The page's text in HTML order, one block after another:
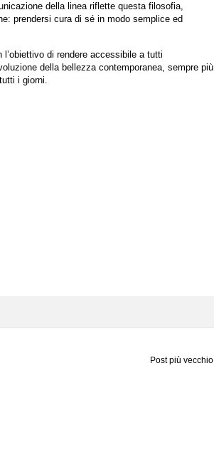
della linea riflette questa filosofia,
prendersi cura di sé in modo semplice ed
di rendere accessibile a tutti
della bellezza contemporanea, sempre più
i giorni.
Post più vecchio